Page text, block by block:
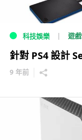
科技娛樂 遊
針對 PS4 設計
9 年前